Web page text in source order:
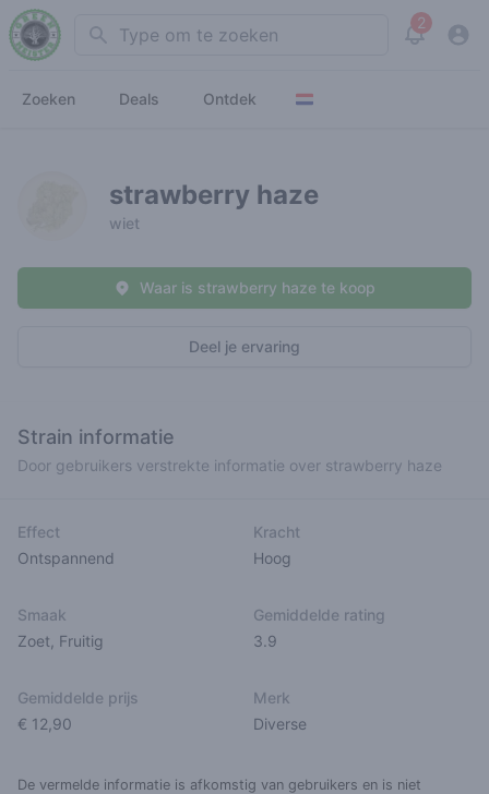
Search 2
View
Zoeken Deals Ontdek
strawberry haze
wiet
Deel je ervaring
Waar is strawberry haze te koop
Strain informatie
Door gebruikers verstrekte informatie over strawberry haze
Effect
Ontspannend
Kracht
Hoog
Smaak
Zoet Fruitig
Gemiddelde rating
3.9
Gemiddelde prijs
€ 12,90
Merk
Diverse
De vermelde informatie is afkomstig van gebruikers en is niet